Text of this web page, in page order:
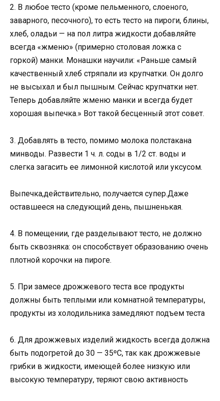
2. В любое тесто (кроме пельменного, слоеного,
заварного, песочного), то есть тесто на пироги, блины,
хлеб, оладьи — на пол литра жидкости добавляйте
всегда «жменю» (примерно столовая ложка с
горкой) манки. Монашки научили: «Раньше самый
качественный хлеб стряпали из крупчатки. Он долго
не высыхал и был пышным. Сейчас крупчатки нет.
Теперь добавляйте жменю манки и всегда будет
хорошая выпечка.» Вот такой бесценный этот совет.
3. Добавлять в тесто, помимо молока полстакана
минводы. Развести 1 ч. л. соды в 1/2 ст. воды и
слегка загасить ее лимонной кислотой или уксусом.
Выпечка,действительно, получается супер.Даже
оставшееся на следующий день, пышненькая.
4. В помещении, где разделывают тесто, не должно
быть сквозняка: он способствует образованию очень
плотной корочки на пироге.
5. При замесе дрожжевого теста все продукты
должны быть теплыми или комнатной температуры,
продукты из холодильника замедляют подъем теста
6. Для дрожжевых изделий жидкость всегда должна
быть подогретой до 30 — 35ºС, так как дрожжевые
грибки в жидкости, имеющей более низкую или
высокую температуру, теряют свою активность